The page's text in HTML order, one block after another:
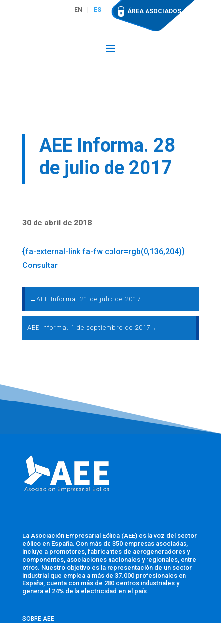
EN ES ÁREA ASOCIADOS
AEE Informa. 28
de julio de 2017
30 de abril de 2018
{fa-external-link fa-fw color=rgb(0,136,204)}
Consultar
← AEE Informa. 21 de julio de 2017
AEE Informa. 1 de septiembre de 2017 →
La Asociación Empresarial Eólica (AEE) es la voz del sector
eólico en España. Con más de 350 empresas asociadas,
incluye a promotores, fabricantes de aerogeneradores y
componentes, asociaciones nacionales y regionales, entre
otros. Nuestro objetivo es la representación de un sector
industrial que emplea a más de 37.000 profesionales en
España, cuenta con más de 280 centros industriales y
genera el 24% de la electricidad en el país.
SOBRE AEE